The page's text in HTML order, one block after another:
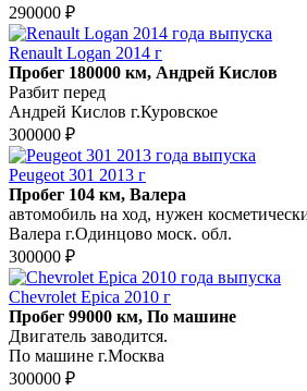
290000 ₽
Renault Logan 2014 г
Пробег 180000 км, Андрей Кислов
Разбит перед
Андрей Кислов г.Куровское
300000 ₽
Peugeot 301 2013 г
Пробег 104 км, Валера
автомобиль на ход, нужен
Валера г.Одинцово моск. обл.
300000 ₽
Chevrolet Epica 2010 г
Пробег 99000 км, По машине
Двигатель заводится.
По машине г.Москва
300000 ₽